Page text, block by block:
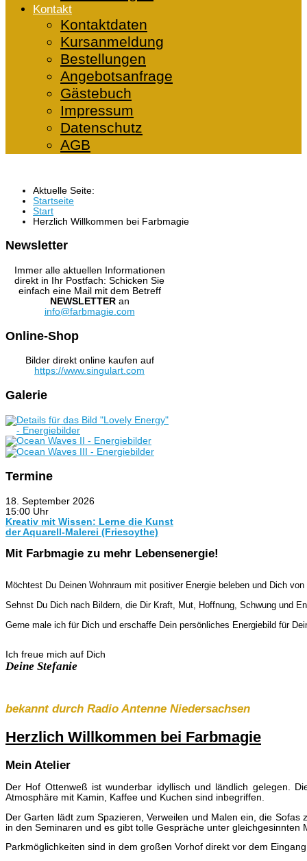
Kontakt
Kontaktdaten
Kursanmeldung
Bestellungen
Angebotsanfrage
Gästebuch
Impressum
Datenschutz
AGB
Aktuelle Seite:
Startseite
Start
Herzlich Willkommen bei Farbmagie
Newsletter
Immer alle aktuellen Informationen
direkt in Ihr Postfach: Schicken Sie
einfach eine Mail mit dem Betreff
NEWSLETTERan
info@farbmagie.com
Online-Shop
Bilder direkt online kaufen auf
https://www.singulart.com
Galerie
Termine
18. September 2026
15:00 Uhr
Kreativ mit Wissen: Lerne die Kunst
der Aquarell-Malerei (Friesoythe)
Mit Farbmagie zu mehr Lebensenergie!
Möch­test Du Dei­nen Wohn­raum mit po­si­tiver Ener­gie be­le­ben und Dich
Sehnst Du Dich nach Bil­dern, die Dir Kraft, Mut, Hoff­nung, Schwung und
Ger­ne male ich für Dich und er­schaffe Dein per­sön­li­ches Ener­gie­bild für
Ich freue mich auf Dich
Deine Stefanie
bekannt durch Radio Antenne Niedersachsen
Herzlich Willkommen bei Farbmagie
Mein Atelier
Der Hof Ottenweß ist wunderbar idyllisch und ländlich gelegen.
Atmosphäre mit Kamin, Kaffee und Kuchen sind inbegriffen.
Der Garten lädt zum Spazieren, Verweilen und Malen ein, die
in den Seminaren und es gibt tolle Gespräche unter gleichgesinnten
Parkmöglichkeiten sind in dem großen Vorhof direkt vor dem